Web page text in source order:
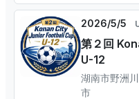
2026/5/5
第２回
U-12
湖南市野洲
市